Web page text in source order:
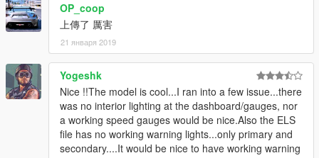
OP_coop
上傳了 厲害
21 января 2019
Yogeshk
Nice !!The model is cool...I ran into a few issue...there
was no interior lighting at the dashboard/gauges, nor
a working speed gauges would be nice.Also the ELS
file has no working warning lights...only primary and
secondary....It would be nice to have working warning